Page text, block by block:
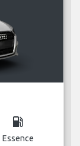
local_gas_station
Essence